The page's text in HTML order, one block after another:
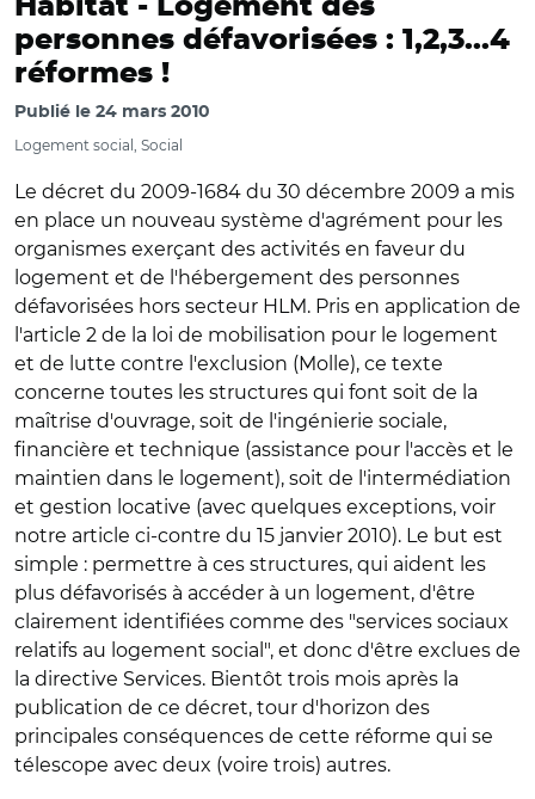
Habitat - Logement des
personnes défavorisées : 1,2,3...4
réformes !
Publié le 24 mars 2010
Logement social, Social
Le décret du 2009-1684 du 30 décembre 2009 a mis
en place un nouveau système d'agrément pour les
organismes exerçant des activités en faveur du
logement et de l'hébergement des personnes
défavorisées hors secteur HLM. Pris en application de
l'article 2 de la loi de mobilisation pour le logement
et de lutte contre l'exclusion (Molle), ce texte
concerne toutes les structures qui font soit de la
maîtrise d'ouvrage, soit de l'ingénierie sociale,
financière et technique (assistance pour l'accès et le
maintien dans le logement), soit de l'intermédiation
et gestion locative (avec quelques exceptions, voir
notre article ci-contre du 15 janvier 2010). Le but est
simple : permettre à ces structures, qui aident les
plus défavorisés à accéder à un logement, d'être
clairement identifiées comme des "services sociaux
relatifs au logement social", et donc d'être exclues de
la directive Services. Bientôt trois mois après la
publication de ce décret, tour d'horizon des
principales conséquences de cette réforme qui se
télescope avec deux (voire trois) autres.